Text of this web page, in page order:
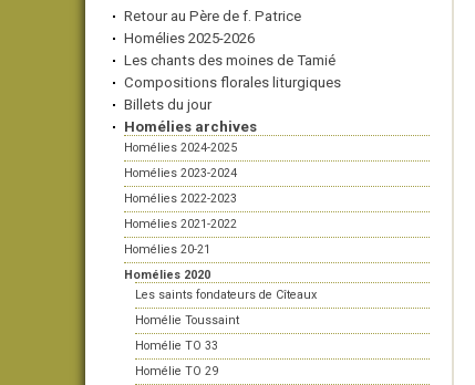
Retour au Père de f. Patrice
Homélies 2025-2026
Les chants des moines de Tamié
Compositions florales liturgiques
Billets du jour
Homélies archives
Homélies 2024-2025
Homélies 2023-2024
Homélies 2022-2023
Homélies 2021-2022
Homélies 20-21
Homélies 2020
Les saints fondateurs de Cîteaux
Homélie Toussaint
Homélie TO 33
Homélie TO 29